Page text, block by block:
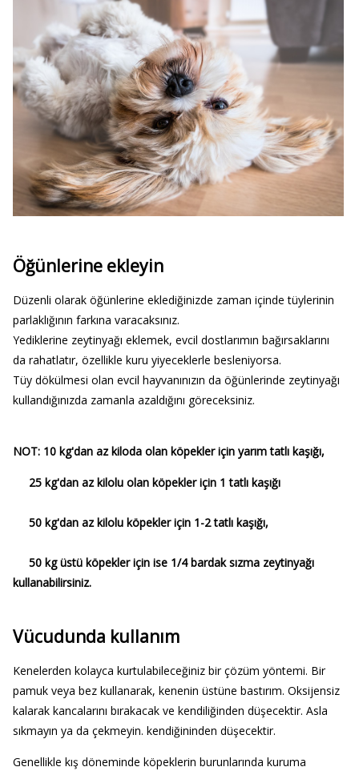
Öğünlerine ekleyin
Düzenli olarak öğünlerine eklediğinizde zaman içinde tüylerinin
parlaklığının farkına varacaksınız.
Yediklerine zeytinyağı eklemek, evcil dostlarımın bağırsaklarını
da rahatlatır, özellikle kuru yiyeceklerle besleniyorsa.
Tüy dökülmesi olan evcil hayvanınızın da öğünlerinde zeytinyağı
kullandığınızda zamanla azaldığını göreceksiniz.
NOT: 10 kg'dan az kiloda olan köpekler için yarım tatlı kaşığı,
25 kg'dan az kilolu olan köpekler için 1 tatlı kaşığı
50 kg'dan az kilolu köpekler için 1-2 tatlı kaşığı,
50 kg üstü köpekler için ise 1/4 bardak sızma zeytinyağı
kullanabilirsiniz.
Vücudunda kullanım
Kenelerden kolayca kurtulabileceğiniz bir çözüm yöntemi. Bir
pamuk veya bez kullanarak, kenenin üstüne bastırım. Oksijensiz
kalarak kancalarını bırakacak ve kendiliğinden düşecektir. Asla
sıkmayın ya da çekmeyin. kendiğininden düşecektir.
Genellikle kış döneminde köpeklerin burunlarında kuruma